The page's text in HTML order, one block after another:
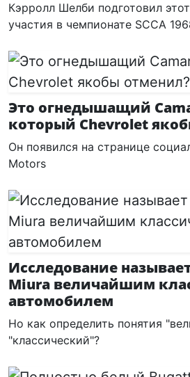
Кэрролл Шелби подготовил
участия в чемпионате SCCA
Это огнедышащий
который Chevrolet
Он появился на странице
Motors
Исследование
Miura величайшим
автомобилем
Но как определить понятия
"классический"?